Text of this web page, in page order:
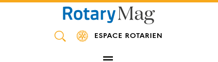
ESPACE ROTARIEN
Panneau de gestion des cookies